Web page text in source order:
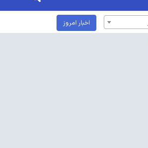
اخبار امروز